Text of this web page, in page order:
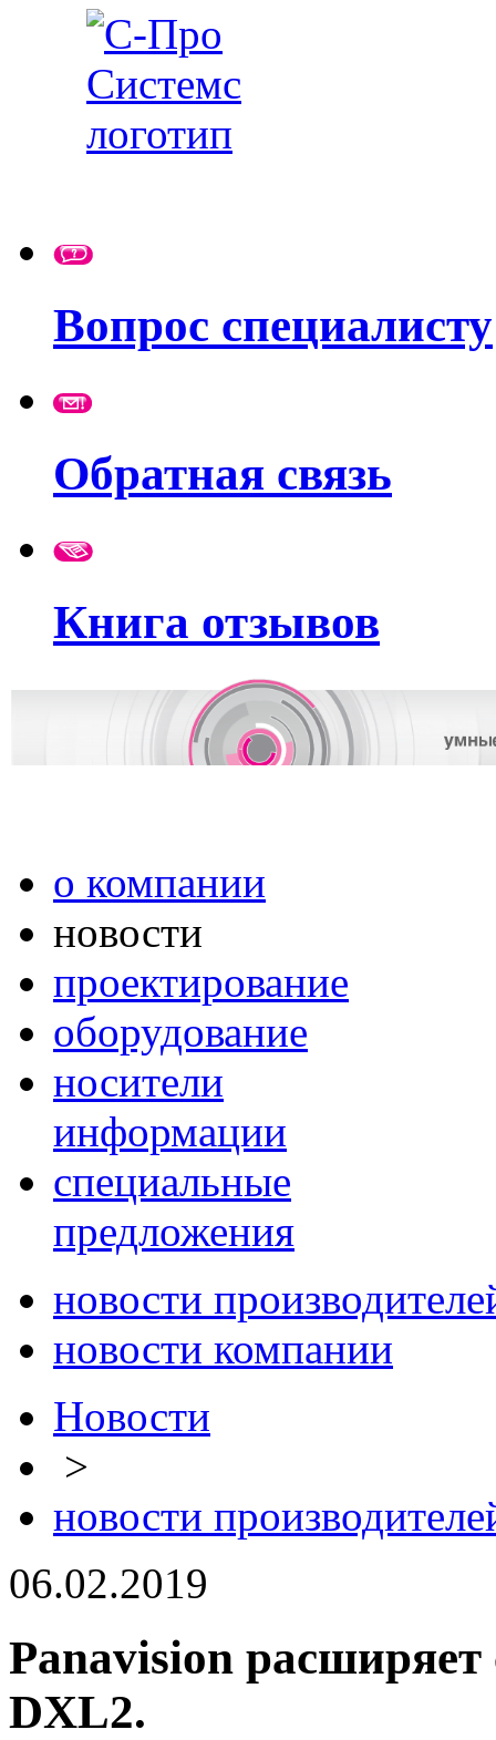
Вопрос специалисту
Обратная связь
Книга отзывов
о компании
новости
проектирование
оборудование
носители
информации
специальные
предложения
новости
новости компании
Новости
>
новости
06.02.2019
Panavision
DXL2.